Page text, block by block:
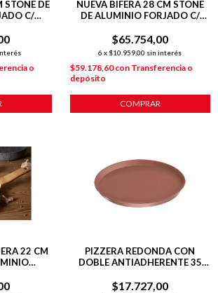
STONE DE
C/
o
NUEVA BIFERA 28 CM STONE
DE ALUMINIO FORJADO C/
INDUCCIÓN
$65.754,00
6 x $10.959,00 sin interés
$59.178,60con Transferencia o
depósito
COMPRAR
22 CM
PIZZERA REDONDA CON
DOBLE ANTIADHERENTE 35
$17.727,00